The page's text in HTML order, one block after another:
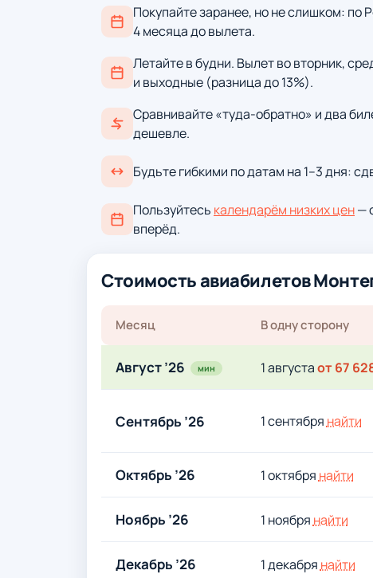
Покупайте заранее, но не слишком: по
4 месяца до вылета.
Летайте в будни. Вылет во вторник,
и выходные (разница до 13%).
Сравнивайте «туда-обратно» и два
дешевле.
Будьте гибкими по датам на 1–3 дня:
Пользуйтесь календарём низких цен—
вперёд.
Стоимость авиабилетов
Месяц В одну сторону
Август ’26 мин 1 августаот 67
Сентябрь ’26 1 сентября найти
Октябрь ’26 1 октября найти
Ноябрь ’26 1 ноября найти
Декабрь ’26 1 декабря найти